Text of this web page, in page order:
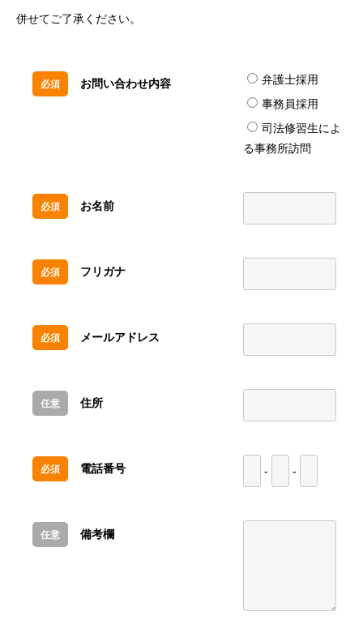
インタビュー
お知らせ
募集要項
併せてご了承ください。
必須 お問い合わせ内容
弁護士採用
事務員採用
司法修習生によ
る事務所訪問
必須 お名前
必須 フリガナ
必須 メールアドレス
任意 住所
必須 電話番号 - -
任意 備考欄